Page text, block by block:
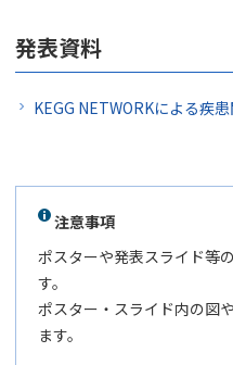
発表資料
KEGG NETWORKによる疾
注意事項
ポスターや発表スライド等
す。
ポスター・スライド内の図
ます。